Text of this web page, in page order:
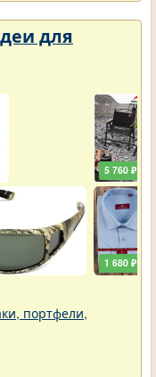
для
5 760 ₽
1 680 ₽
портфели,